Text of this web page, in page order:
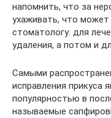
напомнить, что за
ухаживать, что
стоматологу: для
удаления, а потом и
Самыми
исправления прикуса
популярностью в
называемые